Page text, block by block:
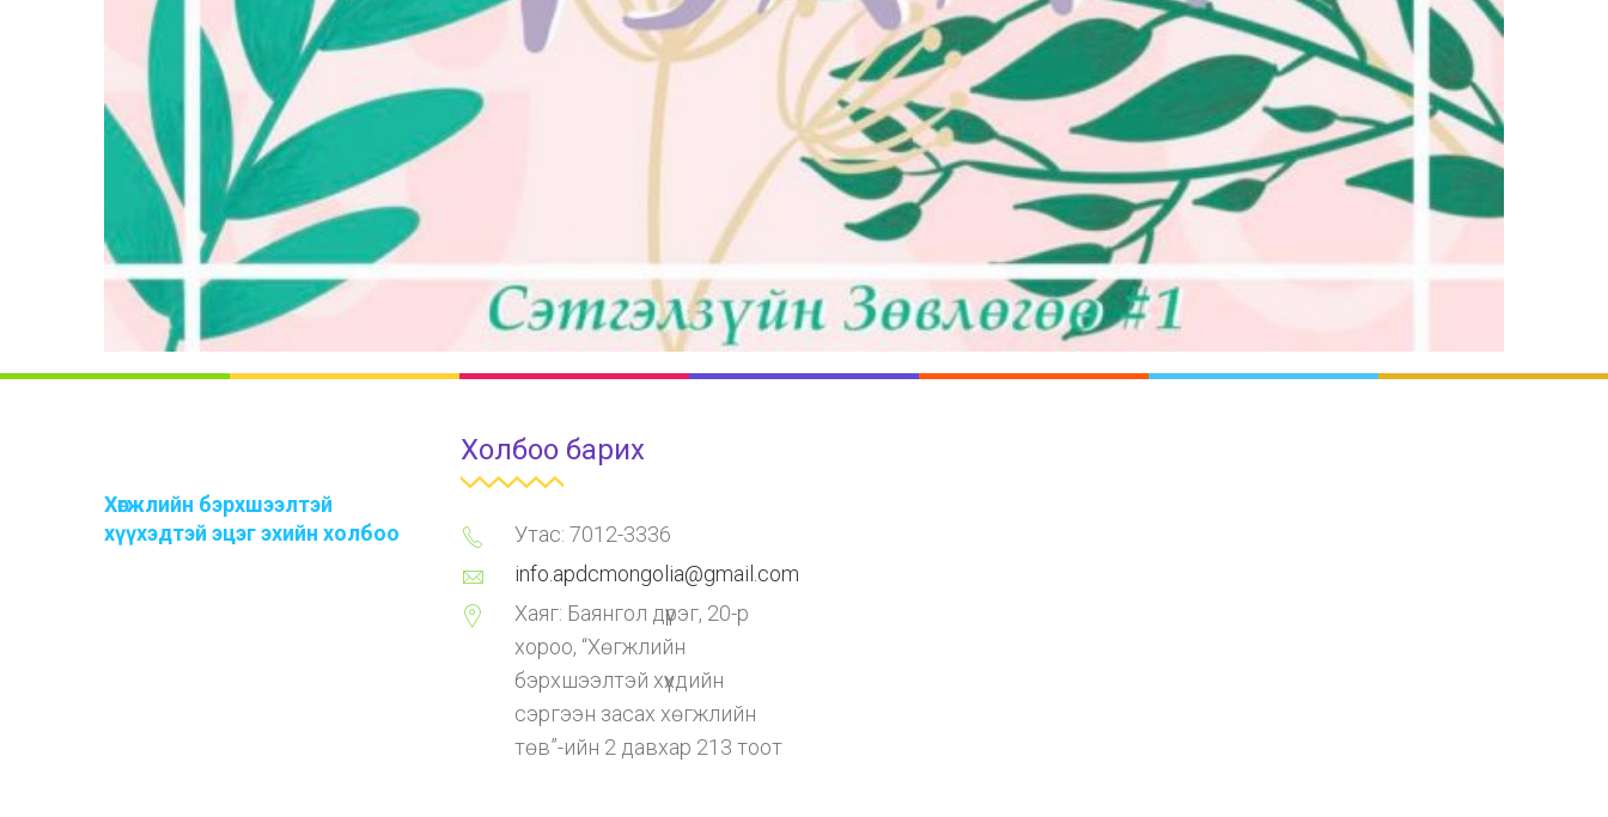
Хөгжлийн бэрхшээлтэй
хүүхэдтэй эцэг эхийн холбоо
Холбоо барих
Утас: 7012-3336
info.apdcmongolia@gmail.com
Хаяг: Баянгол дүүрэг, 20-р
хороо, “Хөгжлийн
бэрхшээлтэй хүүхдийн
сэргээн засах хөгжлийн
төв”-ийн 2 давхар 213 тоот